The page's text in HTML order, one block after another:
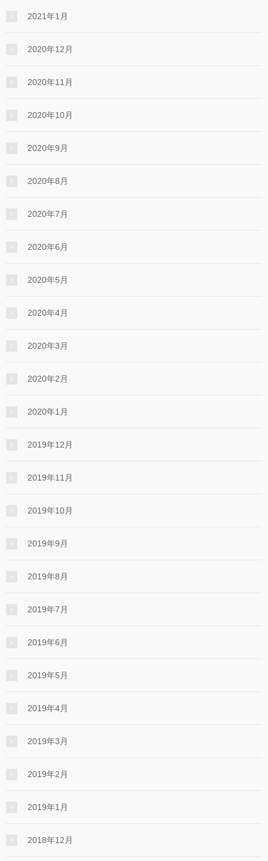
2021年1月
2020年12月
2020年11月
2020年10月
2020年9月
2020年8月
2020年7月
2020年6月
2020年5月
2020年4月
2020年3月
2020年2月
2020年1月
2019年12月
2019年11月
2019年10月
2019年9月
2019年8月
2019年7月
2019年6月
2019年5月
2019年4月
2019年3月
2019年2月
2019年1月
2018年12月